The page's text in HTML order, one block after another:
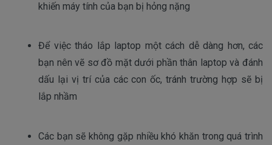
khiến máy tính của bạn bị hỏng nặng
Để việc tháo lắp laptop một cách dễ dàng hơn, các
bạn nên vẽ sơ đồ mặt dưới phần thân laptop và đánh
dấu lại vị trí của các con ốc, tránh trường hợp sẽ bị
lắp nhầm
Các bạn sẽ không gặp nhiều khó khăn trong quá trình